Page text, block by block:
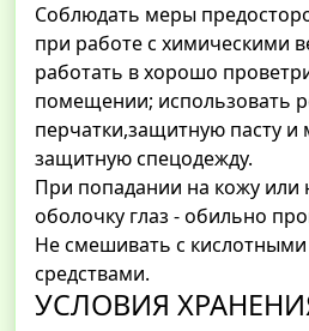
Соблюдать меры
при работе с химическими
работать в хорошо
помещении; использовать
перчатки,защитную пасту и
защитную спецодежду.
При попадании на кожу или
оболочку глаз - обильно
Не смешивать с
средствами.
УСЛОВИЯ